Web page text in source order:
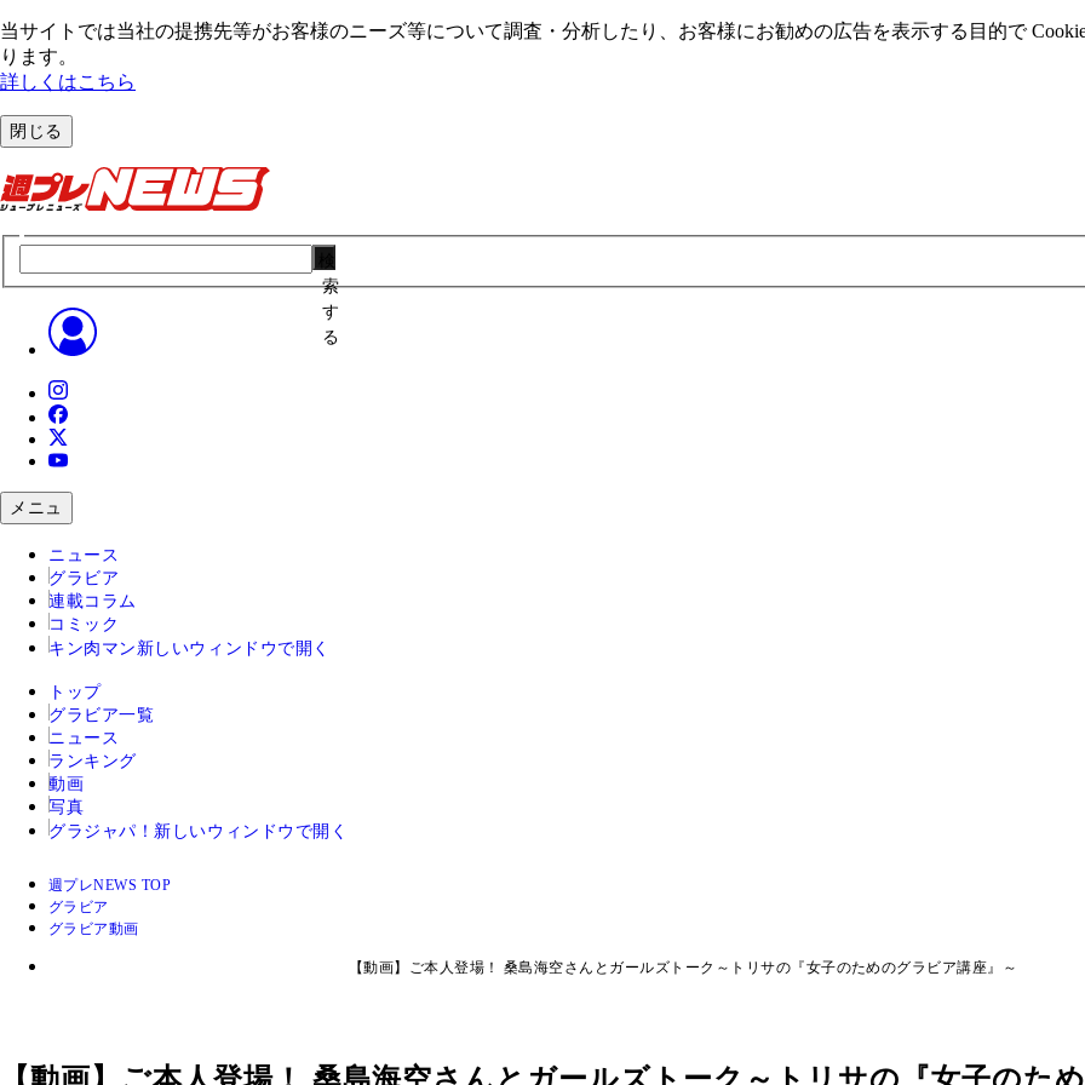
当サイトでは当社の提携先等がお客様のニーズ等について調査・分析したり、お客様にお勧めの広告を表⽰する⽬的で
ります。
詳しくはこちら
閉じる
索
す
る
メニュ
ニュース
グラビア
連載コラム
コミック
キン肉マン 新しいウィンドウで開く
トップ
グラビア一覧
ニュース
ランキング
動画
写真
グラジャパ！ 新しいウィンドウで開く
週プレNEWS TOP
グラビア
グラビア動画
【動画】ご本人登場！ 桑島海空さんとガールズトーク～トリサの『女子のためのグラビア講座』～
【動画】ご本人登場！ 桑島海空さんとガールズトーク～トリサの『女子のた